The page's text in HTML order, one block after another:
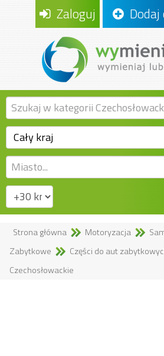
Zaloguj Dodaj
Strona główna Motoryzacja
Zabytkowe
Części do aut
Czechosłowackie